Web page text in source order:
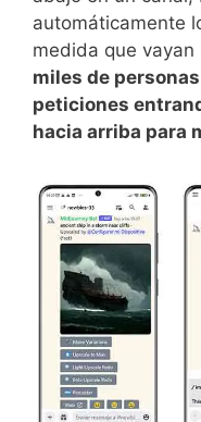
automáticamente
medida que
miles de
peticiones
hacia arriba para